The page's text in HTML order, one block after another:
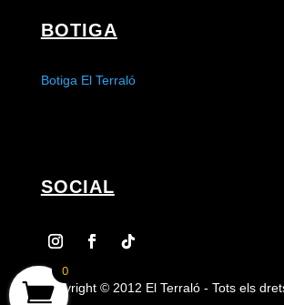
BOTIGA
Botiga El Terraló
SOCIAL
Copyright © 2012 El Terraló - Tots els
0